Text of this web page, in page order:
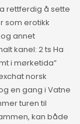
rettferdig å sette
som erotikk
annet
kanel: 2 ts Ha
i mørketida”
norsk
en gang i Vatne
turen til
kan både